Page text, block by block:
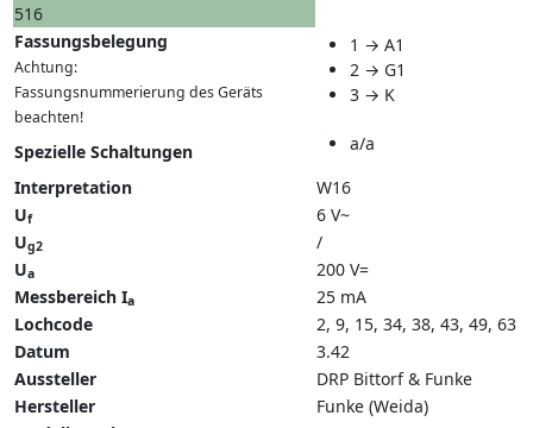
516
Fassungsbelegung
Achtung:
Fassungsnummerierung des Geräts
beachten!
1 → A1
2 → G1
3 → K
Spezielle Schaltungen
a/a
Interpretation
W16
Uf
6 V~
Ug2
/
Ua
200 V=
Messbereich Ia
25 mA
Lochcode
2, 9, 15, 34, 38, 43, 49, 63
Datum
3.42
Aussteller
DRP Bittorf & Funke
Hersteller
Funke (Weida)